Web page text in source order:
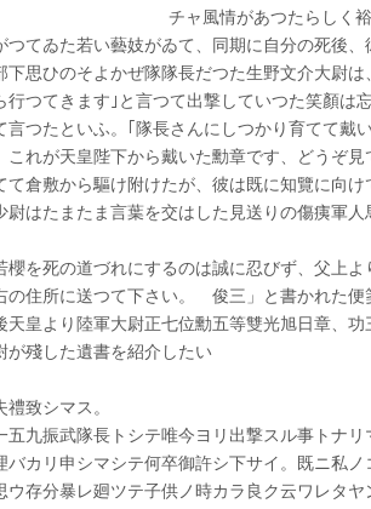
チャ風情があつたらしく
つてゐた若い藝妓がゐて、同期に自分の死後
下思ひのそよかぜ隊隊長だつた生野文介大尉
行つてきます｣と言つて出撃していつた笑顏は
言つたといふ。｢隊長さんにしつかり育てて
これが天皇陛下から戴いた勳章です、どうぞ
て倉敷から驅け附けたが、彼は既に知覽に向
尉はたまたま言葉を交はした見送りの傷痍軍
櫻を死の道づれにするのは誠に忍びず、父上
の住所に送つて下さい。 俊三」と書かれた便
天皇より陸軍大尉正七位勳五等雙光旭日章、功
が殘した遺書を紹介したい
致シマス。
五九振武隊長トシテ唯今ヨリ出撃スル事トナ
バカリ申シマシテ何卒御許シ下サイ。既ニ私
ウ存分暴レ廻ツテ子供ノ時カラ良ク云ワレタ